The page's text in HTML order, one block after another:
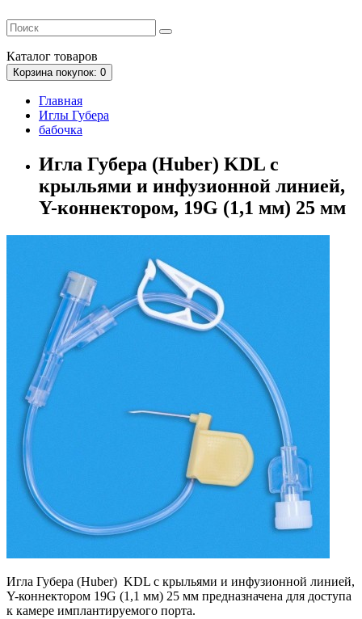
Каталог товаров
Корзинапокупок: 0
Главная
Иглы Губера
бабочка
Игла Губера (Huber) KDL с
крыльями и инфузионной линией,
Y-коннектором, 19G (1,1 мм) 25 мм
Игла Губера (Huber) KDL с крыльями и инфузионной линией,
Y-коннектором 19G (1,1 мм) 25 мм предназначена для доступа
к камере имплантируемого порта.